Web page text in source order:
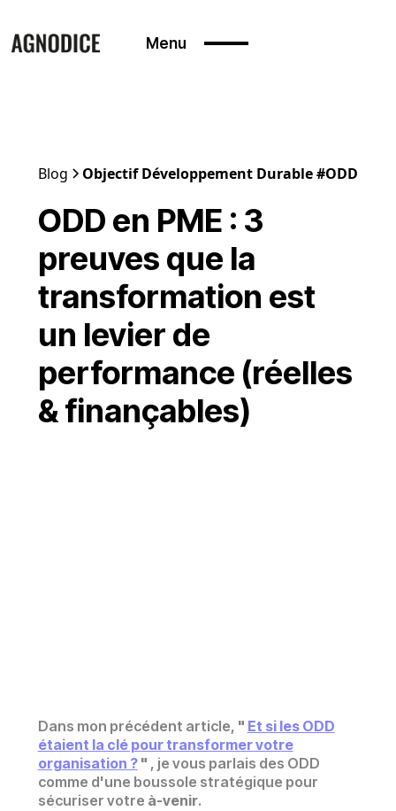
Menu
Blog Objectif Développement Durable #ODD
ODD en PME : 3
preuves que la
transformation est
un levier de
performance (réelles
& finançables)
Dans mon précédent article, " Et si les ODD
étaient la clé pour transformer votre
organisation ?" , je vous parlais des ODD
comme d'une boussole stratégique pour
sécuriser votre à-venir.